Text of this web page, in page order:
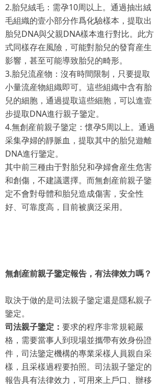
2.胎兒絨毛：需孕10周以上。通過抽出絨
毛組織的壹小部分作爲化驗樣本，提取出
胎兒DNA與父親DNA樣本進行對比。此方
式同樣存在風險，可能對胎兒的發育産生
影響，甚至可能導致胎兒的畸形。
3.胎兒流産物：沒有時間限制，只要提取
小量流産物組織即可。這些組織中含有胎
兒的細胞，通過提取這些細胞，可以進壹
步提取DNA進行親子鑒定。
4.無創産前親子鑒定：懷孕5周以上。通過
采集孕婦的靜脈血，提取其中的胎兒遊離
DNA進行鑒定。
其中前三種由于對胎兒和孕婦會産生危害
和創傷，不建議選擇。而無創産前親子鑒
定不會對母體和胎兒造成傷害，安全性
好、可靠度高，目前被廣泛采用。
無創産前親子鑒定報告，有法律效力嗎？
取決于做的是司法親子鑒定還是隱私親子
鑒定。
司法親子鑒定： 要求的程序非常規範嚴
格，需要當事人到現場並攜帶有效身份證
件，司法鑒定機構的專業采樣人員親自采
樣，且采樣過程要拍照。司法親子鑒定的
報告具有法律效力，可用來上戶口、辦移